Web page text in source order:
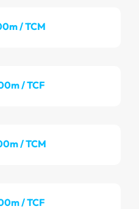
/ TCM
/ TCF
/ TCM
/ TCF